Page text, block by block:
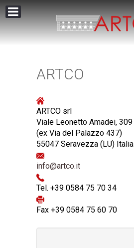
ARTCO
ARTCO srl
Viale Leonetto Amadei, 309
(ex Via del Palazzo 437)
55047 Seravezza (LU) Italia
info@artco.it
Tel. +39 0584 75 70 34
Fax +39 0584 75 60 70